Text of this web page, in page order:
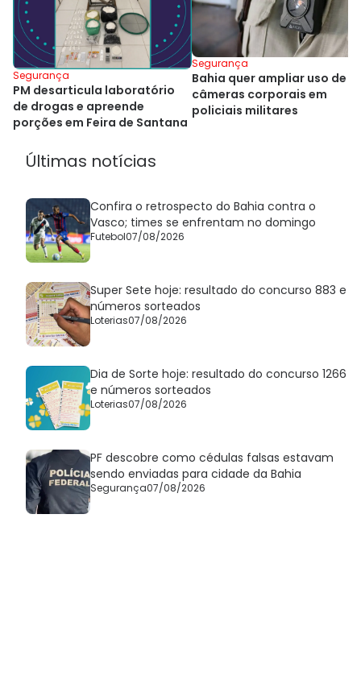
Segurança
PM desarticula laboratório
de drogas e apreende
porções em Feira de Santana
Segurança
Bahia quer ampliar uso de
câmeras corporais em
policiais militares
Últimas notícias
Confira o retrospecto do Bahia contra o
Vasco; times se enfrentam no domingo
Futebol07/08/2026
Super Sete hoje: resultado do concurso 883 e
números sorteados
Loterias07/08/2026
Dia de Sorte hoje: resultado do concurso 1266
e números sorteados
Loterias07/08/2026
PF descobre como cédulas falsas estavam
sendo enviadas para cidade da Bahia
Segurança07/08/2026